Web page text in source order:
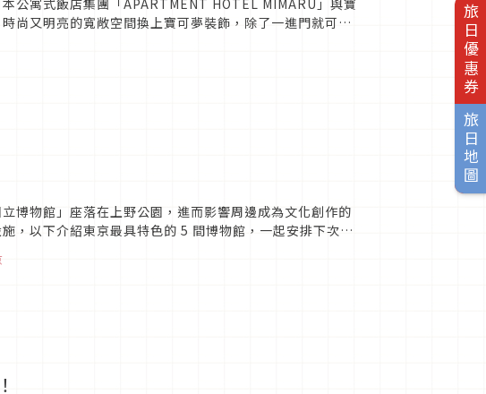
旅日優惠券
旅日地圖
公寓式飯店集團「APARTMENT HOTEL MIMARU」與寶
尚又明亮的寬敞空間換上寶可夢裝飾，除了一進門就可以
住戶還能得到專屬入住禮...
博物館」座落在上野公園，進而影響周邊成為文化創作的
，以下介紹東京最具特色的 5 間博物館，一起安排下次到
博物館於1872年創建，是日本...